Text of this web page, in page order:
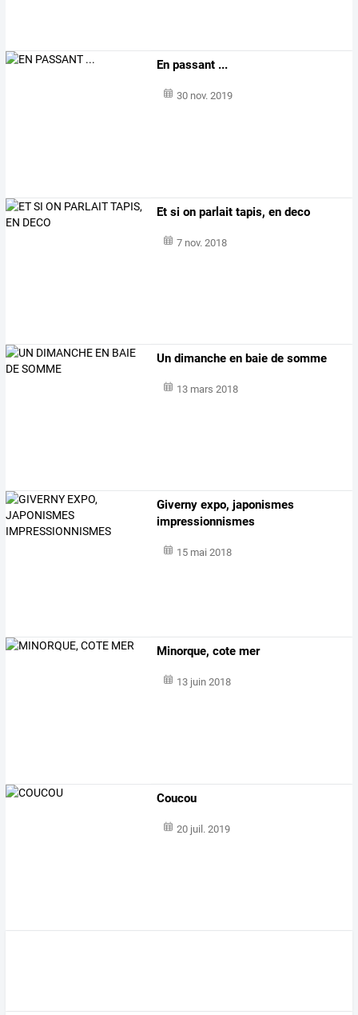
En passant ...
30 nov. 2019
Et si on parlait tapis, en deco
7 nov. 2018
Un dimanche en baie de somme
13 mars 2018
Giverny expo, japonismes
impressionnismes
15 mai 2018
Minorque, cote mer
13 juin 2018
Coucou
20 juil. 2019